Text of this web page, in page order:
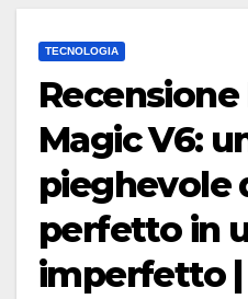
TECNOLOGIA
Magic V6:
pieghevole
perfetto in
imperfetto |